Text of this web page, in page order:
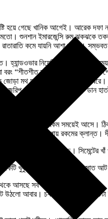
হয়ে গেছে খানিক আগেই। আরেক
মতো। শুনশান ইমারজেন্সি রুম
কমে যায়নি আশা করছি।
হ্যান্ডওভার নিয়েছি যখন রাত
“শীতশীত করছে” বলা ভালো। চপচপে
জোড়া মথ ঢুকে পড়েছে বৃষ্টি বাঁচিয়ে,
করে যাচ্ছিলাম এইসবই। ডান
বাইরে। চলেন।
এরা সব এ’রকম সময়েই আসে।
অনন্যোপায় রকমের ক্লান্ত।
বাইরে রাত্রি নেমেছে প্রগাঢ়।
খুকু। খুকুর বয়স মেরেকেটে সাত
আসছে সব স্যার এরা।…”
উঠলো আবার। চক দিয়ে লিখে রাখা